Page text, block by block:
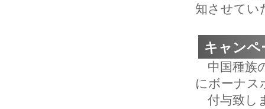
知させてい
キャンペ
中国種族
にボーナス
付与致し